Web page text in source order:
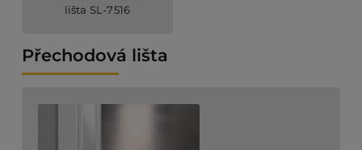
lišta SL-7516
Přechodová lišta